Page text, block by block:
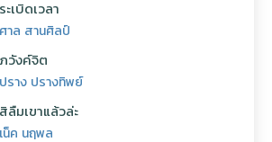
ระเบิดเวลา
ศาล สานศิลป์
ภวังค์จิต
ปราง ปรางทิพย์
สิลืมเขาแล้วล่ะ
เน็ค นฤพล